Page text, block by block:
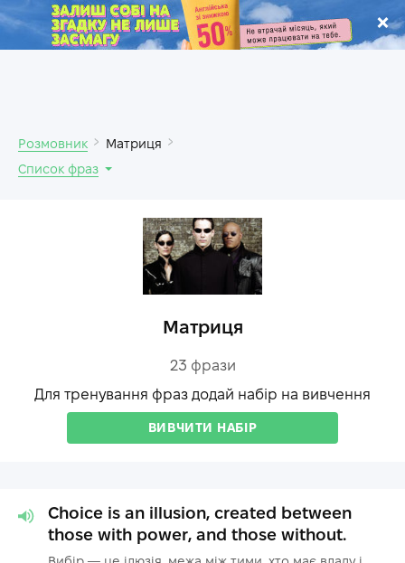
.
Розмовник
Матриця
Список фраз
Матриця
23 фрази
Для тренування фраз додай набір на вивчення
ВИВЧИТИ НАБІР
Choice is an illusion, created between
those with power, and those without.